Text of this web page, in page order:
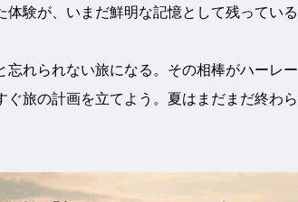
験が、いまだ鮮明な記憶として残っている
れられない旅になる。その相棒がハーレー
旅の計画を立てよう。夏はまだまだ終わら